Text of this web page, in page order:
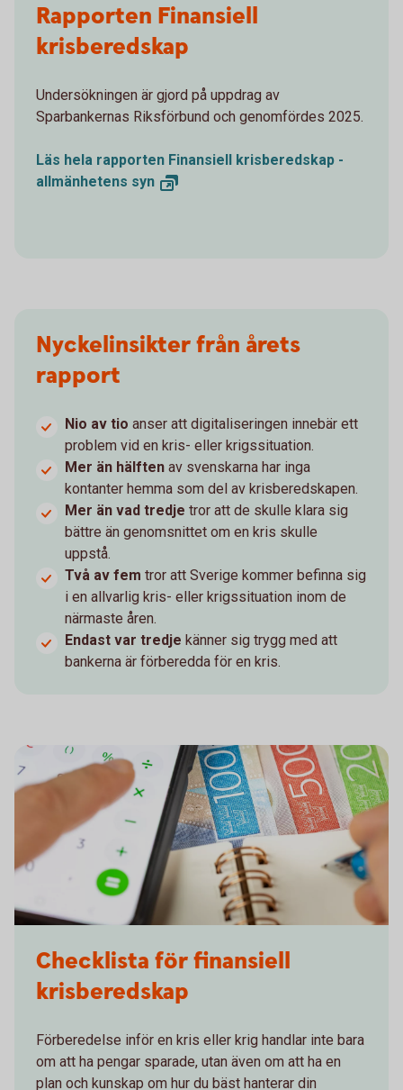
Rapporten Finansiell
krisberedskap
Undersökningen är gjord på uppdrag av
Sparbankernas Riksförbund och genomfördes 2025.
Läs hela rapporten Finansiell krisberedskap -
allmänhetens syn
Nyckelinsikter från årets
rapport
Nio av tio anser att digitaliseringen innebär ett
problem vid en kris- eller krigssituation.
Mer än hälften av svenskarna har inga
kontanter hemma som del av krisberedskapen.
Mer än vad tredje tror att de skulle klara sig
bättre än genomsnittet om en kris skulle
uppstå.
Två av fem tror att Sverige kommer befinna sig
i en allvarlig kris- eller krigssituation inom de
närmaste åren.
Endast var tredje känner sig trygg med att
bankerna är förberedda för en kris.
Checklista för finansiell
krisberedskap
Förberedelse inför en kris eller krig handlar inte bara
om att ha pengar sparade, utan även om att ha en
plan och kunskap om hur du bäst hanterar din